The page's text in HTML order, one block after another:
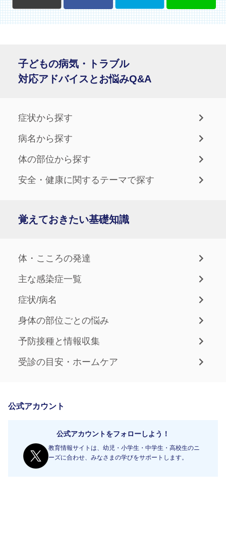
子どもの病気・トラブル
対応アドバイスとお悩みQ&A
症状から探す
病名から探す
体の部位から探す
安全・健康に関するテーマで探す
覚えておきたい基礎知識
体・こころの発達
主な感染症一覧
症状/病名
身体の部位ごとの悩み
予防接種と情報収集
受診の目安・ホームケア
公式アカウント
公式アカウントをフォローしよう！
教育情報サイトは、幼児・小学生・中学生・高校生のニ
ーズに合わせ、みなさまの学びをサポートします。